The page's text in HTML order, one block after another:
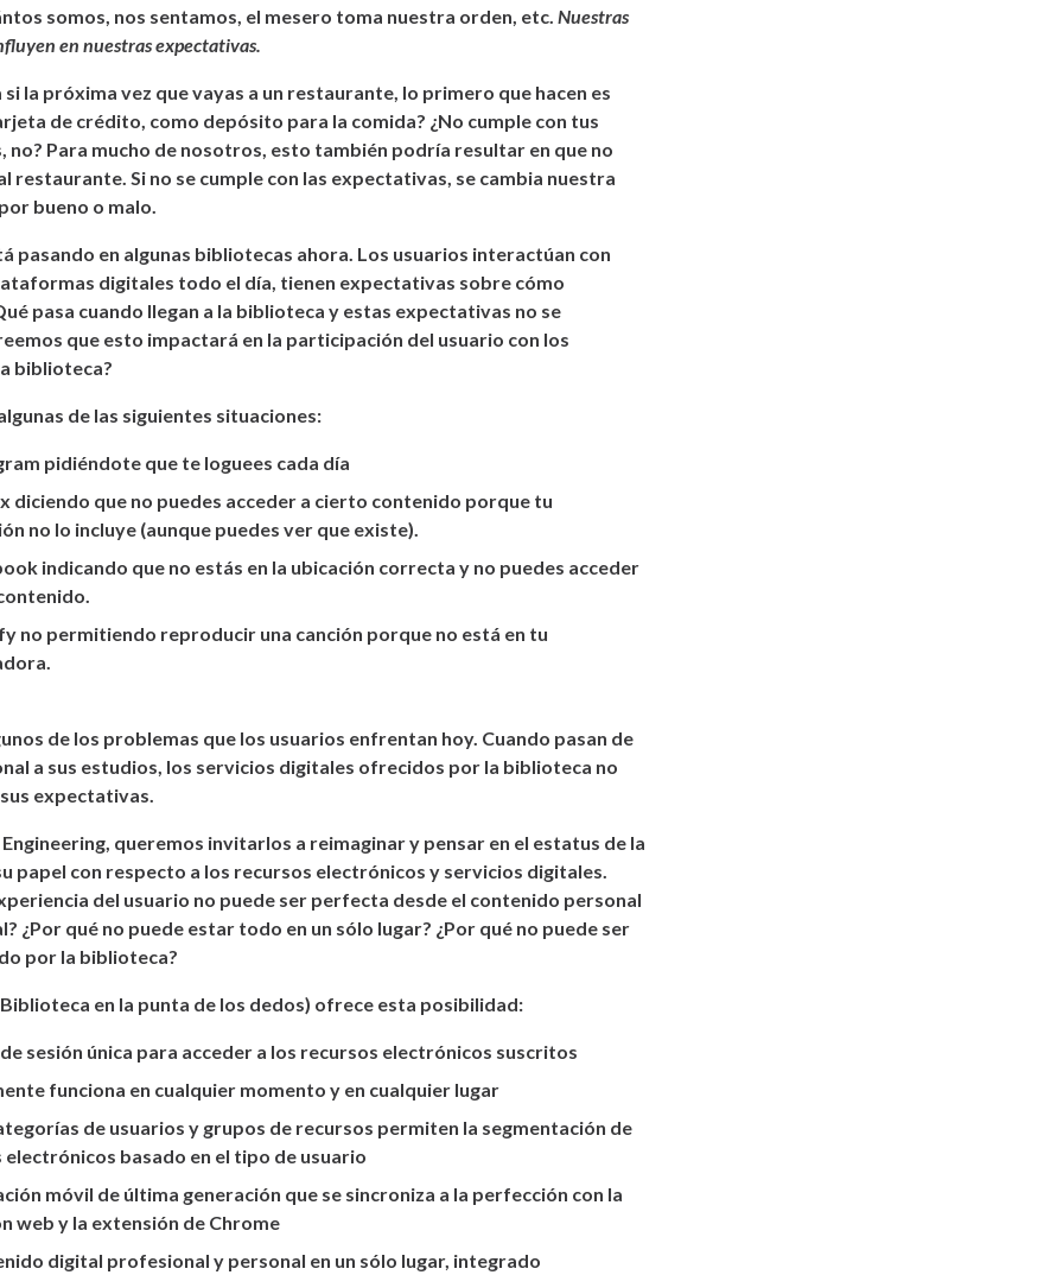
somos, nos sentamos, el mesero toma nuestra orden, etc. Nuestras
en nuestras expectativas.
si la próxima vez que vayas a un restaurante, lo primero que hacen es
de crédito, como depósito para la comida? ¿No cumple con tus
no? Para mucho de nosotros, esto también podría resultar en que no
restaurante. Si no se cumple con las expectativas, se cambia nuestra
bueno o malo.
pasando en algunas bibliotecas ahora. Los usuarios interactúan con
digitales todo el día, tienen expectativas sobre cómo
pasa cuando llegan a la biblioteca y estas expectativas no se
que esto impactará en la participación del usuario con los
biblioteca?
de las siguientes situaciones:
pidiéndote que te loguees cada día
diciendo que no puedes acceder a cierto contenido porque tu
no lo incluye (aunque puedes ver que existe).
indicando que no estás en la ubicación correcta y no puedes acceder
no permitiendo reproducir una canción porque no está en tu
de los problemas que los usuarios enfrentan hoy. Cuando pasan de
a sus estudios, los servicios digitales ofrecidos por la biblioteca no
expectativas.
queremos invitarlos a reimaginar y pensar en el estatus de la
papel con respecto a los recursos electrónicos y servicios digitales.
del usuario no puede ser perfecta desde el contenido personal
¿Por qué no puede estar todo en un sólo lugar? ¿Por qué no puede ser
por la biblioteca?
en la punta de los dedos) ofrece esta posibilidad:
sesión única para acceder a los recursos electrónicos suscritos
funciona en cualquier momento y en cualquier lugar
de usuarios y grupos de recursos permiten la segmentación de
basado en el tipo de usuario
móvil de última generación que se sincroniza a la perfección con la
web y la extensión de Chrome
digital profesional y personal en un sólo lugar, integrado